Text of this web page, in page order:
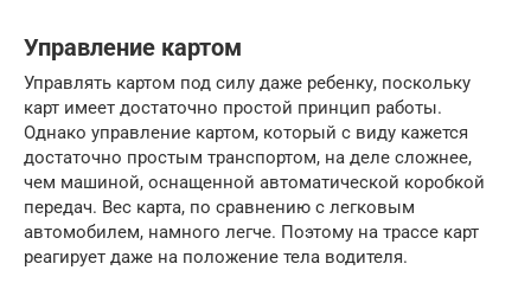
Управление картом
Управлять картом под силу даже ребенку, поскольку
карт имеет достаточно простой принцип работы.
Однако управление картом, который с виду кажется
достаточно простым транспортом, на деле сложнее,
чем машиной, оснащенной автоматической коробкой
передач. Вес карта, по сравнению с легковым
автомобилем, намного легче. Поэтому на трассе карт
реагирует даже на положение тела водителя.